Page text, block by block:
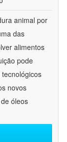
animal por
das
alimentos
pode
novos
óleos